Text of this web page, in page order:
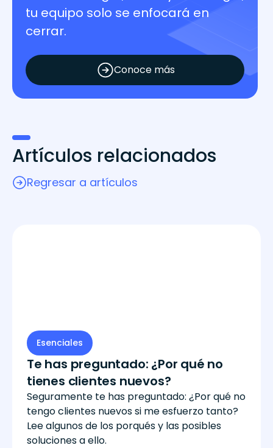
tu equipo solo se enfocará en
cerrar.
Conoce más
Artículos relacionados
Regresar a artículos
Esenciales
Te has preguntado: ¿Por qué no
tienes clientes nuevos?
Seguramente te has preguntado: ¿Por qué no
tengo clientes nuevos si me esfuerzo tanto?
Lee algunos de los porqués y las posibles
soluciones a ello.